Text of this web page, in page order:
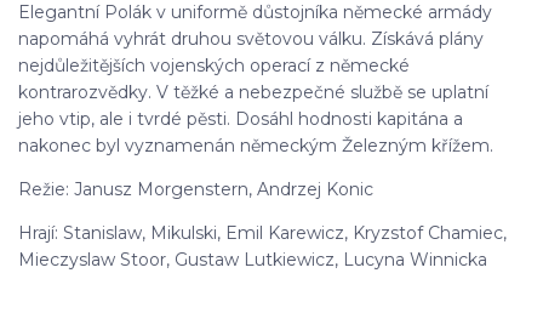
Elegantní Polák v uniformě důstojníka německé armády
napomáhá vyhrát druhou světovou válku. Získává plány
nejdůležitějších vojenských operací z německé
kontrarozvědky. V těžké a nebezpečné službě se uplatní
jeho vtip, ale i tvrdé pěsti. Dosáhl hodnosti kapitána a
nakonec byl vyznamenán německým Železným křížem.
Režie: Janusz Morgenstern, Andrzej Konic
Hrají: Stanislaw, Mikulski, Emil Karewicz, Kryzstof Chamiec,
Mieczyslaw Stoor, Gustaw Lutkiewicz, Lucyna Winnicka